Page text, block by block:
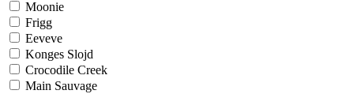
Moonie
Frigg
Eeveve
Konges Slojd
Crocodile Creek
Main Sauvage